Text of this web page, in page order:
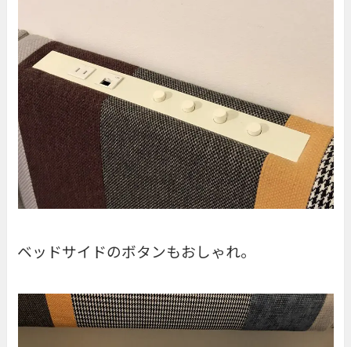
ベッドサイドのボタンもおしゃれ。